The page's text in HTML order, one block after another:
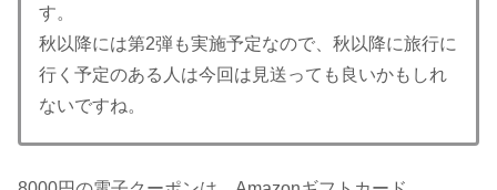
す。
秋以降には第2弾も実施予定なので、秋以降に旅行に
行く予定のある人は今回は見送っても良いかもしれ
ないですね。